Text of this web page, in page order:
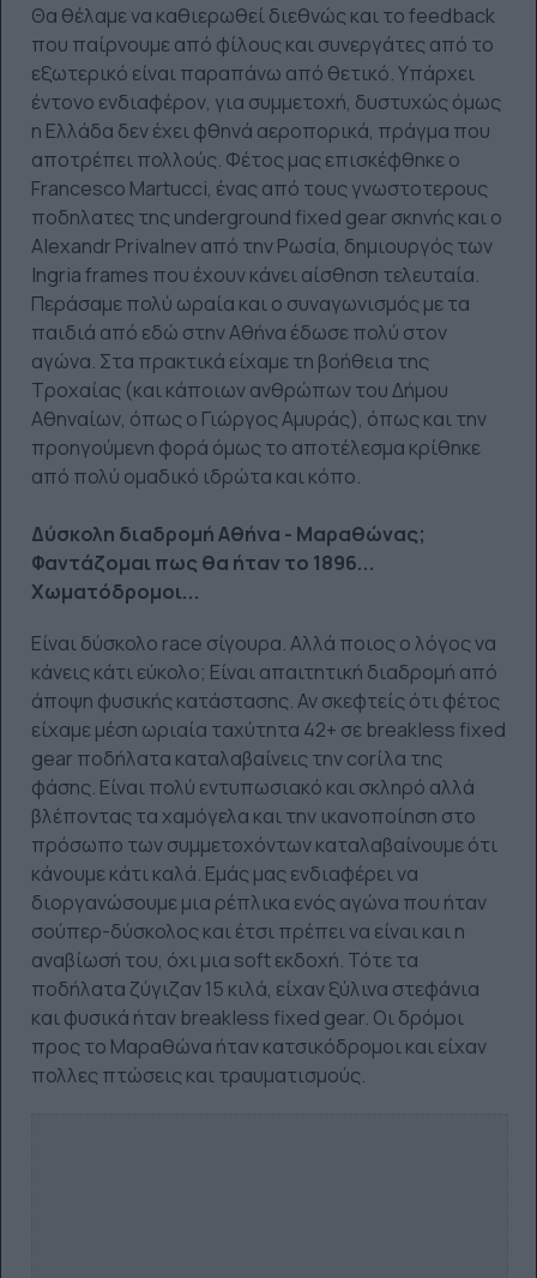
Θα θέλαμε να καθιερωθεί διεθνώς και το feedback
που παίρνουμε από φίλους και συνεργάτες από το
εξωτερικό είναι παραπάνω από θετικό. Υπάρχει
έντονο ενδιαφέρον, για συμμετοχή, δυστυχώς όμως
η Ελλάδα δεν έχει φθηνά αεροπορικά, πράγμα που
αποτρέπει πολλούς. Φέτος μας επισκέφθηκε ο
Francesco Martucci, ένας από τους γνωστοτερους
ποδηλατες της underground fixed gear σκηνής και ο
Alexandr Privalnev από την Ρωσία, δημιουργός των
Ingria frames που έχουν κάνει αίσθηση τελευταία.
Περάσαμε πολύ ωραία και ο συναγωνισμός με τα
παιδιά από εδώ στην Αθήνα έδωσε πολύ στον
αγώνα. Στα πρακτικά είχαμε τη βοήθεια της
Τροχαίας (και κάποιων ανθρώπων του Δήμου
Αθηναίων, όπως ο Γιώργος Αμυράς), όπως και την
προηγούμενη φορά όμως το αποτέλεσμα κρίθηκε
από πολύ ομαδικό ιδρώτα και κόπο.
Δύσκολη διαδρομή Αθήνα - Μαραθώνας;
Φαντάζομαι πως θα ήταν το 1896...
Χωματόδρομοι...
Είναι δύσκολο race σίγουρα. Αλλά ποιος ο λόγος να
κάνεις κάτι εύκολο; Είναι απαιτητική διαδρομή από
άποψη φυσικής κατάστασης. Αν σκεφτείς ότι φέτος
είχαμε μέση ωριαία ταχύτητα 42+ σε breakless fixed
gear ποδήλατα καταλαβαίνεις την corίλα της
φάσης. Είναι πολύ εντυπωσιακό και σκληρό αλλά
βλέποντας τα χαμόγελα και την ικανοποίηση στο
πρόσωπο των συμμετοχόντων καταλαβαίνουμε ότι
κάνουμε κάτι καλά. Εμάς μας ενδιαφέρει να
διοργανώσουμε μια ρέπλικα ενός αγώνα που ήταν
σούπερ-δύσκολος και έτσι πρέπει να είναι και η
αναβίωσή του, όχι μια soft εκδοχή. Τότε τα
ποδήλατα ζύγιζαν 15 κιλά, είχαν ξύλινα στεφάνια
και φυσικά ήταν breakless fixed gear. Οι δρόμοι
προς το Μαραθώνα ήταν κατσικόδρομοι και είχαν
πολλες πτώσεις και τραυματισμούς.